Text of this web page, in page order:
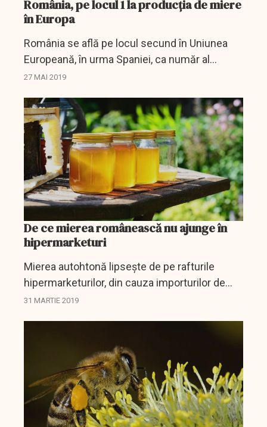
România, pe locul 1 la producția de miere
în Europa
România se află pe locul secund în Uniunea
Europeană, în urma Spaniei, ca număr al
familiilor de albine şi pe primul loc la producţia
Daea, la...
27 MAI 2019
De ce mierea românească nu ajunge în
hipermarketuri
Mierea autohtonă lipseşte de pe rafturile
hipermarketurilor, din cauza importurilor de
miere la preţuri de dumping şi a comisioanelor
31 MARTIE 2019